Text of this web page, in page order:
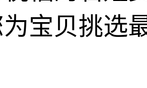
宝贝挑选